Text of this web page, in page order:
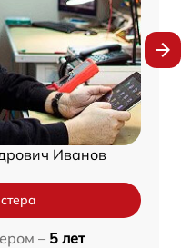
Иванов
– 5 лет